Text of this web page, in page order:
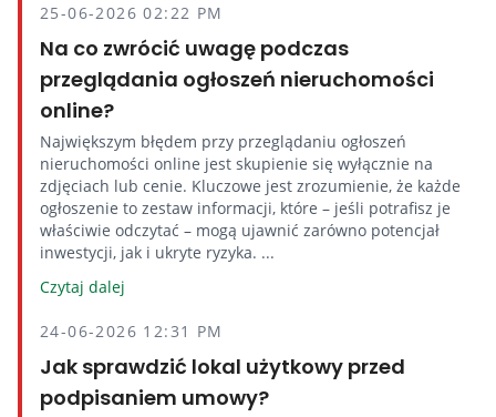
25-06-2026 02:22 PM
Na co zwrócić uwagę podczas
przeglądania ogłoszeń nieruchomości
online?
Największym błędem przy przeglądaniu ogłoszeń
nieruchomości online jest skupienie się wyłącznie na
zdjęciach lub cenie. Kluczowe jest zrozumienie, że każde
ogłoszenie to zestaw informacji, które – jeśli potrafisz je
właściwie odczytać – mogą ujawnić zarówno potencjał
inwestycji, jak i ukryte ryzyka. ...
Czytaj dalej
24-06-2026 12:31 PM
Jak sprawdzić lokal użytkowy przed
podpisaniem umowy?